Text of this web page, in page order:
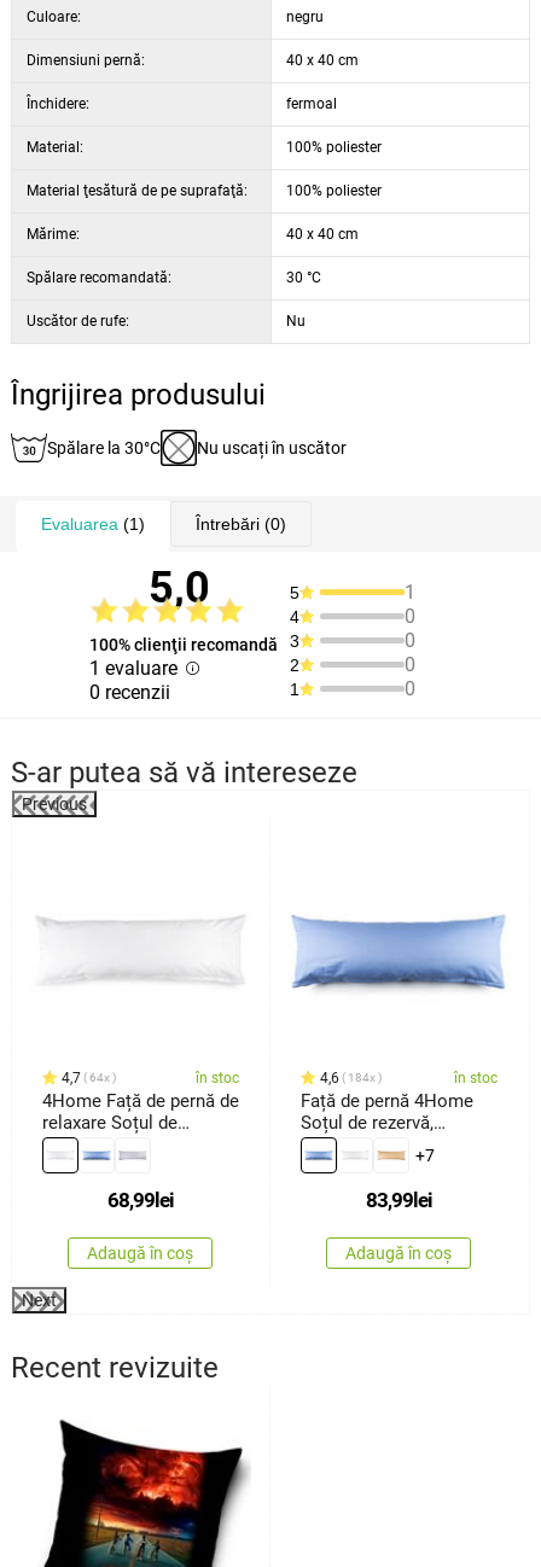
Culoare: negru
Dimensiuni pernă: 40 x 40 cm
Închidere: fermoal
Material: 100% poliester
Material ţesătură de pe suprafaţă: 100% poliester
Mărime: 40 x 40 cm
Spălare recomandată: 30 °C
Uscător de rufe: Nu
Îngrijirea produsului
Spălare la 30°C Nu uscați în uscător
Evaluarea (1) Întrebări(0)
5,0
100% clienţii recomandă
1 evaluare
0 recenzii
5 1
4 0
3 0
2 0
1 0
S-ar putea să vă intereseze
Previous
4,7 64x în stoc
4Home Față de pernă de
relaxare Soțul de
rezervă albă, 45 x 120
cm
68,99 lei
Adaugă în coș
4,6 184x în stoc
Față de pernă 4Home
Soțul de rezervă,
albastru, 50 x 150 cm
+7
83,99 lei
Adaugă în coș
Next
Recent revizuite